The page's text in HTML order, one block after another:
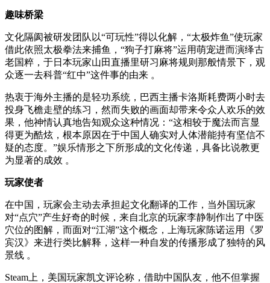
趣味桥梁
文化隔阂被研发团队以“可玩性”得以化解，“太极炸鱼”使玩家
借此依照太极拳法来捕鱼，“狗子打麻将”运用萌宠进而演绎古
老国粹，于日本玩家山田直播里研习麻将规则那般情景下，观
众逐一去科普“红中”这件事的由来 。
热衷于海外主播的是轻功系统，巴西主播卡洛斯耗费两小时去
投身飞檐走壁的练习，然而失败的画面却带来令众人欢乐的效
果，他神情认真地告知观众这种情况：“这相较于魔法而言显
得更为酷炫，根本原因在于中国人确实对人体潜能持有坚信不
疑的态度。”娱乐情形之下所形成的文化传递，具备比说教更
为显著的成效 。
玩家使者
在中国，玩家会主动去承担起文化翻译的工作，当外国玩家
对“点穴”产生好奇的时候，来自北京的玩家李静制作出了中医
穴位的图解，而面对“江湖”这个概念，上海玩家陈诺运用《罗
宾汉》来进行类比解释，这样一种自发的传播形成了独特的风
景线 。
Steam上，美国玩家凯文评论称，借助中国队友，他不但掌握